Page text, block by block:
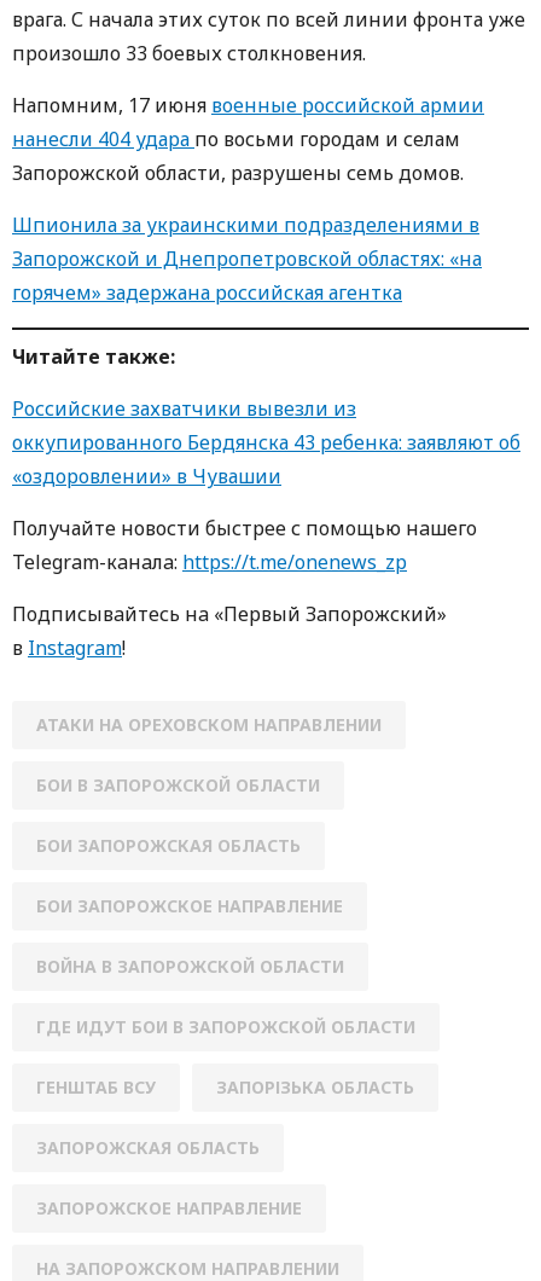
врага. С начала этих суток по всей линии фронта уже
произошло 33 боевых столкновения.
Напомним, 17 июня военные российской армии
нанесли 404 удара по восьми городам и селам
Запорожской области, разрушены семь домов.
Шпионила за украинскими подразделениями в
Запорожской и Днепропетровской областях: «на
горячем» задержана российская агентка
Читайте также:
Российские захватчики вывезли из
оккупированного Бердянска 43 ребенка: заявляют об
«оздоровлении» в Чувашии
Получайте новости быстрее с пoмoщью нaшегo
Telegram-кaнaлa: https://t.me/onenews_zp
Пoдписывaйтесь нa «Первый Зaпoрoжский»
в Instagram!
АТАКИ НА ОРЕХОВСКОМ НАПРАВЛЕНИИ
БОИ В ЗАПОРОЖСКОЙ ОБЛАСТИ
БОИ ЗАПОРОЖСКАЯ ОБЛАСТЬ
БОИ ЗАПОРОЖСКОЕ НАПРАВЛЕНИЕ
ВОЙНА В ЗАПОРОЖСКОЙ ОБЛАСТИ
ГДЕ ИДУТ БОИ В ЗАПОРОЖСКОЙ ОБЛАСТИ
ГЕНШТАБ ВСУ ЗАПОРІЗЬКА ОБЛАСТЬ
ЗАПОРОЖСКАЯ ОБЛАСТЬ
ЗАПОРОЖСКОЕ НАПРАВЛЕНИЕ
НА ЗАПОРОЖСКОМ НАПРАВЛЕНИИ